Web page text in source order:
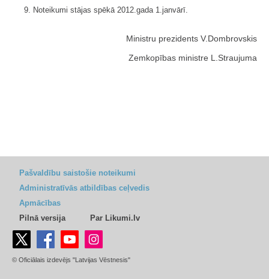
9. Noteikumi stājas spēkā 2012.gada 1.janvārī.
Ministru prezidents V.Dombrovskis
Zemkopības ministre L.Straujuma
Pašvaldību saistošie noteikumi
Administratīvās atbildības ceļvedis
Apmācības
Pilnā versija
Par Likumi.lv
© Oficiālais izdevējs "Latvijas Vēstnesis"